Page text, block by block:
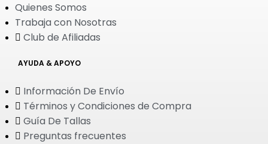
Quienes Somos
Trabaja con Nosotras
Club de Afiliadas
AYUDA & APOYO
Información De Envío
Términos y Condiciones de Compra
Guía De Tallas
Preguntas frecuentes